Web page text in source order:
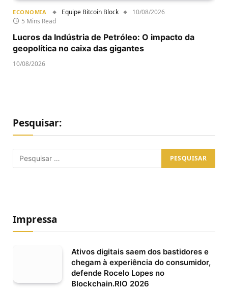
ECONOMIA Equipe Bitcoin Block
10/08/2026
5 Mins Read
Lucros da Indústria de Petróleo: O impacto da
geopolítica no caixa das gigantes
10/08/2026
Pesquisar:
Impressa
Ativos digitais saem dos bastidores e
chegam à experiência do consumidor,
defende Rocelo Lopes no
Blockchain.RIO 2026